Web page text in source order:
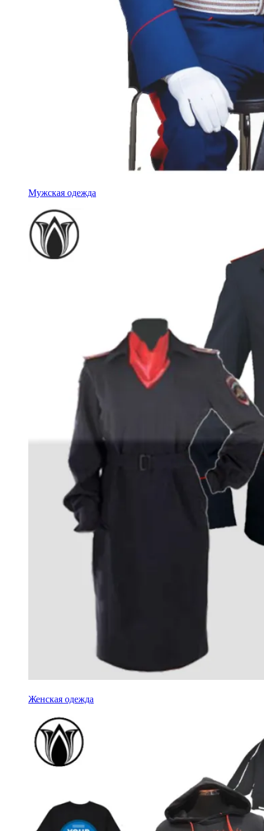
Мужская одежда
Женская одежда